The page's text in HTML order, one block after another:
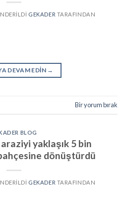
GEKADER TARAFINDAN
DEVAM EDIN →
Bir yorum bırak
BLOG
yaklaşık 5 bin
dönüştürdü
GEKADER TARAFINDAN